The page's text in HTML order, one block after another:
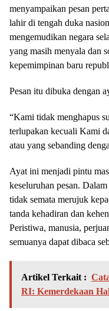
menyampaikan pesan
lahir di tengah duka
mengemudikan negara
yang masih menyala dan
kepemimpinan baru
Pesan itu dibuka dengan
“Kami tidak menghapus
terlupakan kecuali Kami
atau yang sebanding
Ayat ini menjadi pintu
keseluruhan pesan.
tidak semata merujuk
tanda kehadiran dan
Peristiwa, manusia,
semuanya dapat dibaca
Artikel Terkait :
RI: Kemerdekaan